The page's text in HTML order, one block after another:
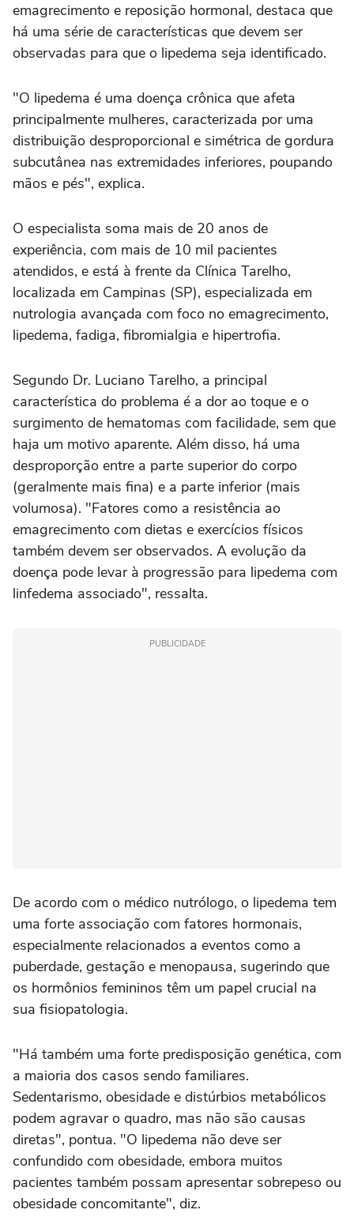
emagrecimento e reposição hormonal, destaca que
há uma série de características que devem ser
observadas para que o lipedema seja identificado.
"O lipedema é uma doença crônica que afeta
principalmente mulheres, caracterizada por uma
distribuição desproporcional e simétrica de gordura
subcutânea nas extremidades inferiores, poupando
mãos e pés", explica.
O especialista soma mais de 20 anos de
experiência, com mais de 10 mil pacientes
atendidos, e está à frente da Clínica Tarelho,
localizada em Campinas (SP), especializada em
nutrologia avançada com foco no emagrecimento,
lipedema, fadiga, fibromialgia e hipertrofia.
Segundo Dr. Luciano Tarelho, a principal
característica do problema é a dor ao toque e o
surgimento de hematomas com facilidade, sem que
haja um motivo aparente. Além disso, há uma
desproporção entre a parte superior do corpo
(geralmente mais fina) e a parte inferior (mais
volumosa). "Fatores como a resistência ao
emagrecimento com dietas e exercícios físicos
também devem ser observados. A evolução da
doença pode levar à progressão para lipedema com
linfedema associado", ressalta.
PUBLICIDADE
De acordo com o médico nutrólogo, o lipedema tem
uma forte associação com fatores hormonais,
especialmente relacionados a eventos como a
puberdade, gestação e menopausa, sugerindo que
os hormônios femininos têm um papel crucial na
sua fisiopatologia.
"Há também uma forte predisposição genética, com
a maioria dos casos sendo familiares.
Sedentarismo, obesidade e distúrbios metabólicos
podem agravar o quadro, mas não são causas
diretas", pontua. "O lipedema não deve ser
confundido com obesidade, embora muitos
pacientes também possam apresentar sobrepeso ou
obesidade concomitante", diz.